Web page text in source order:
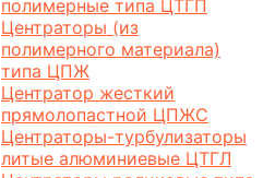
полимерные типа ЦТГП
Центраторы (из
полимерного материала)
типа ЦПЖ
Центратор жесткий
прямолопастной ЦПЖС
Центраторы-турбулизаторы
литые алюминиевые ЦТГЛ